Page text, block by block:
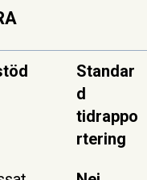
Standar
d
tidrappo
rtering